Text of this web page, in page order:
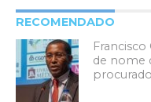
RECOMENDADO
de nome